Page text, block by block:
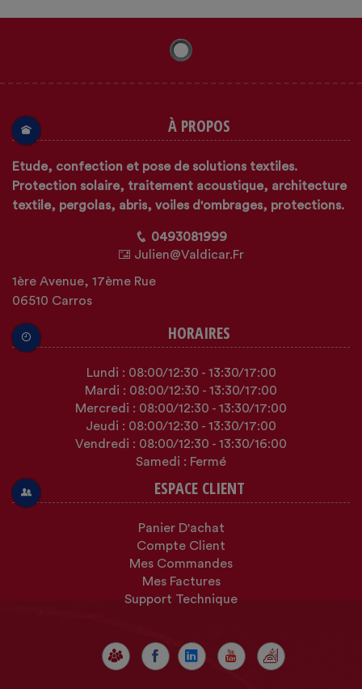
À PROPOS
Etude, confection et pose de solutions textiles.
Protection solaire, traitement acoustique, architecture
textile, pergolas, abris, voiles d'ombrages, protections.
0493081999
Julien@valdicar.fr
1ère Avenue, 17ème Rue
06510 Carros
HORAIRES
Lundi : 08:00/12:30 - 13:30/17:00
Mardi : 08:00/12:30 - 13:30/17:00
Mercredi : 08:00/12:30 - 13:30/17:00
Jeudi : 08:00/12:30 - 13:30/17:00
Vendredi : 08:00/12:30 - 13:30/16:00
Samedi : Fermé
ESPACE CLIENT
Panier D'achat
Compte Client
Mes Commandes
Mes Factures
Support Technique